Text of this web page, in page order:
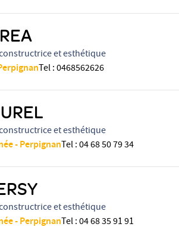
et esthétique
Tel:0468562626
et esthétique
- PerpignanTel:04 68 50 79 34
et esthétique
- PerpignanTel:04 68 35 91 91